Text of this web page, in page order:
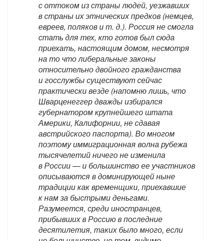
с оттоком из страны людей, уезжавших
в страны их этнических предков (немцев,
евреев, поляков и т. д.). Россия не смогла
стать для тех, кто готов был сюда
приехать, настоящим домом, несмотря
на то что либеральные законы
относительно двойного гражданства
и госслужбы существуют сейчас
практически везде (напомню лишь, что
Шварценеггер дважды избирался
губернатором крупнейшего штата
Америки, Калифорнии, не сдавая
австрийского паспорта). Во многом
поэтому иммиграционная волна рубежа
тысячелетий ничего не изменила
в России — и большинство ее участников
описываются в доминирующей ныне
традиции как временщики, приехавшие
к нам за быстрыми деньгами.
Разумеется, среди иностранцев,
прибывших в Россию в последние
десятилетия, таких было много, если